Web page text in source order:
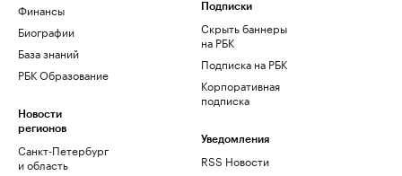
Финансы
Биографии
База знаний
РБК Образование
Новости
регионов
Санкт-Петербург
и область
Подписки
Скрыть баннеры
на РБК
Подписка на РБК
Корпоративная
подписка
Уведомления
RSS Новости